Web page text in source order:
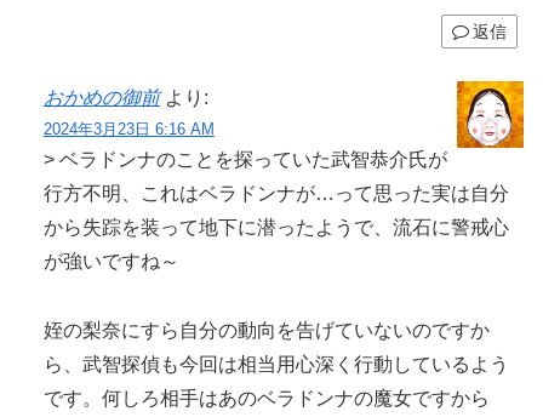
返信
おかめの御前 より:
2024年3月23日 6:16 AM
> ベラドンナのことを探っていた武智恭介氏が
行方不明、これはベラドンナが…って思った実は自分
から失踪を装って地下に潜ったようで、流石に警戒心
が強いですね～
姪の梨奈にすら自分の動向を告げていないのですか
ら、武智探偵も今回は相当用心深く行動しているよう
です。何しろ相手はあのベラドンナの魔女ですから